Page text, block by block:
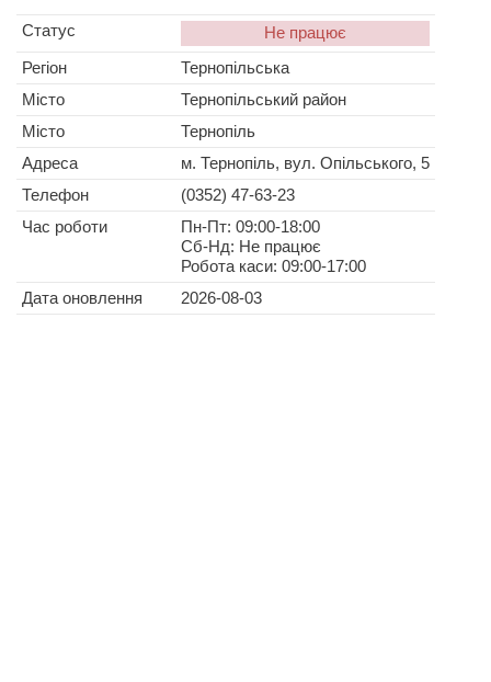
Статус
Не працює
Регіон
Тернопільська
Місто
Тернопільський район
Місто
Тернопіль
Адреса
м. Тернопіль, вул. Опільського, 5
Телефон
(0352) 47-63-23
Час роботи
Пн-Пт: 09:00-18:00
Сб-Нд: Не працює
Робота каси: 09:00-17:00
Дата оновлення
2026-08-03